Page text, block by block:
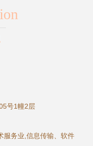
号1幢2层
服务业,信息传输、软件